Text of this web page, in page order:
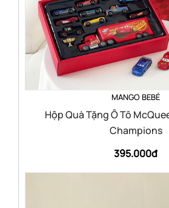
MANGO BEBÉ
Hộp Quà Tặng Ô Tô
Champions
395.000đ